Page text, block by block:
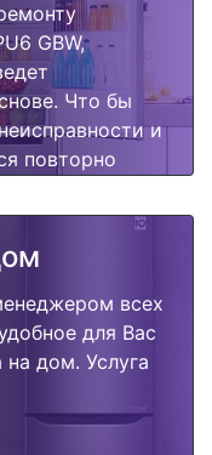
GBW,
Что бы
и
повторно
всех
для Вас
дом. Услуга